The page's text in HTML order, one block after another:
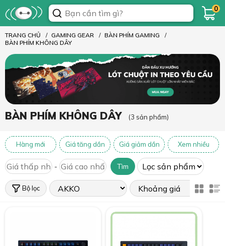
0
TRANG CHỦ GAMING GEAR
BÀN PHÍM GAMING
BÀN PHÍM KHÔNG DÂY
BÀN PHÍM KHÔNG DÂY (3 sản phẩm)
Hàng mới Giá tăng dần Giá giảm dần Xem nhiều
- Tìm
Bộ lọc